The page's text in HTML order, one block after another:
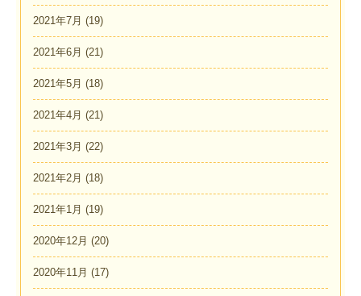
2021年7月 (19)
2021年6月 (21)
2021年5月 (18)
2021年4月 (21)
2021年3月 (22)
2021年2月 (18)
2021年1月 (19)
2020年12月 (20)
2020年11月 (17)